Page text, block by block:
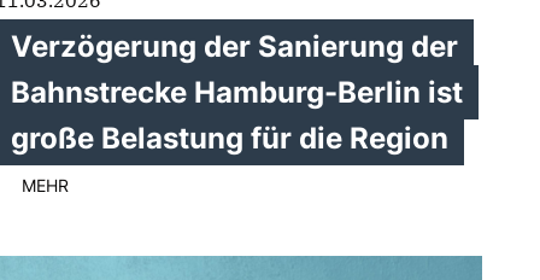
Verzögerung der Sanierung der
Bahnstrecke Hamburg-Berlin ist
große Belastung für die Region
MEHR